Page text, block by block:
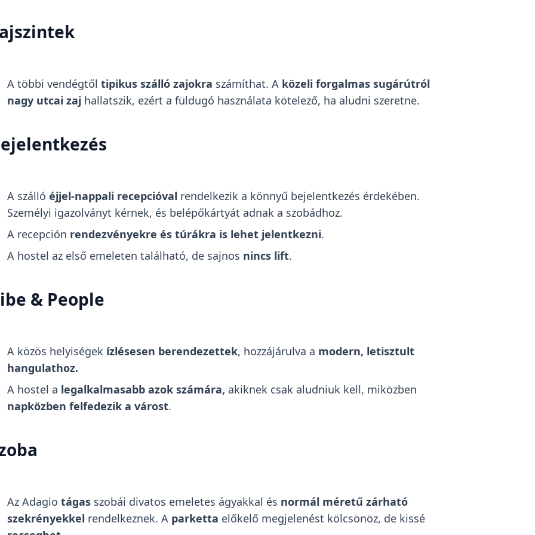
A többi vendégtől tipikus szálló zajokra számíthat. A közeli forgalmas sugárútról
nagy utcai zaj hallatszik, ezért a füldugó használata kötelező, ha aludni szeretne.
A szálló éjjel-nappali recepcióval rendelkezik a könnyű bejelentkezés érdekében.
Személyi igazolványt kérnek, és belépőkártyát adnak a szobádhoz.
A recepción rendezvényekre és túrákra is lehet jelentkezni.
A hostel az első emeleten található, de sajnos nincs lift.
& People
A közös helyiségek ízlésesen berendezettek, hozzájárulva a modern, letisztult
hangulathoz.
A hostel a legalkalmasabb azok számára, akiknek csak aludniuk kell, miközben
napközben felfedezik a várost.
Az Adagio tágasszobái divatos emeletes ágyakkal és normál méretű zárható
szekrényekkel rendelkeznek. A parketta előkelő megjelenést kölcsönöz, de kissé